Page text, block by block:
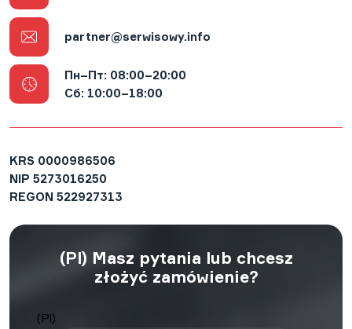
partner@serwisowy.info
Пн–Пт: 08:00–20:00
Cб: 10:00–18:00
KRS 0000986506
NIP 5273016250
REGON 522927313
(Pl) Masz pytania lub chcesz
złożyć zamówienie?
(Pl)